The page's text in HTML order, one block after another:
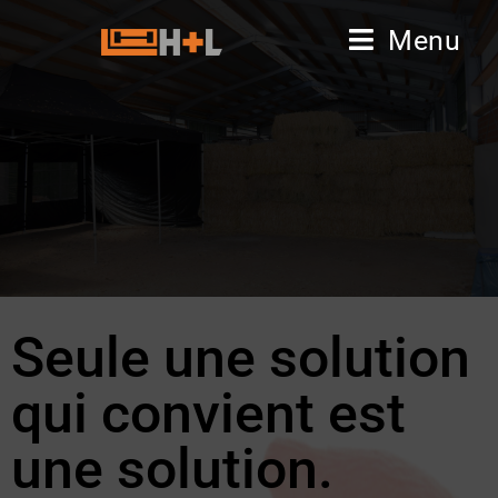
Menu
Seule une solution
qui convient est
une solution.